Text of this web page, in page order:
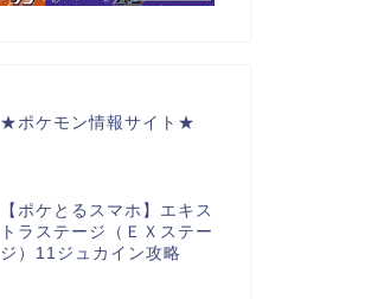
★ポケモン情報サイト★
【ポケとるスマホ】エキス
トラステージ（ＥＸステー
ジ）11ジュカイン攻略